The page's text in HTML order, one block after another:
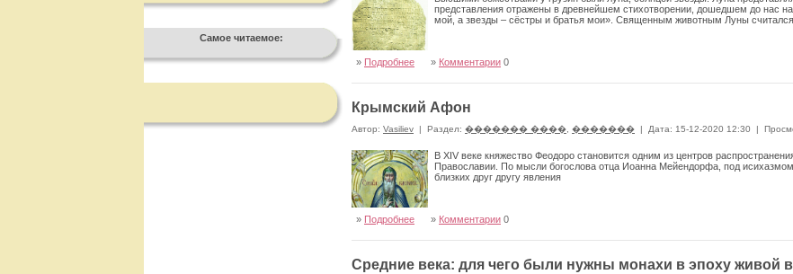
Самое читаемое:
представления отражены в древнейшем стихотворении, дошедшем до нас
мой, а звезды – сёстры и братья мои». Священным животным Луны
» Подробнее » Комментарии 0
Крымский Афон
Автор: Vasiliev | Раздел: ������� ���� ������� | Дата: 15-12-2020 12:30 |
В XIV веке княжество Феодоро становится одним из центров
Православии. По мысли богослова отца Иоанна Мейендорфа, под
близких друг другу явления
» Подробнее » Комментарии 0
Средние века: для чего были нужны монахи в эпоху живой